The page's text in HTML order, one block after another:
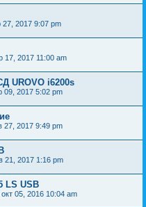
27, 2017 9:07 pm
17, 2017 11:00 am
UROVO i6200s
09, 2017 5:02 pm
27, 2017 9:49 pm
21, 2017 1:16 pm
LS USB
05, 2016 10:04 am